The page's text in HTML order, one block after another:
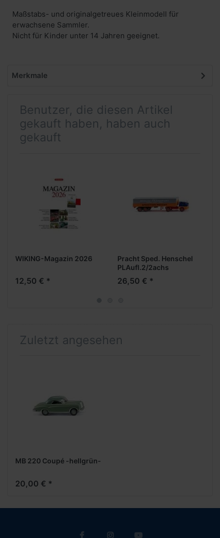
Maßstabs- und originalgetreues Kleinmodell für
erwachsene Sammler.
Nicht für Kinder unter 14 Jahren geeignet.
Merkmale
Benutzer, die diesen Artikel
gekauft haben, haben auch
gekauft
WIKING-Magazin 2026
12,50 € *
Pracht Sped. Henschel
PLAufl.2/2achs
26,50 € *
Zuletzt angesehen
MB 220 Coupé -hellgrün-
20,00 € *